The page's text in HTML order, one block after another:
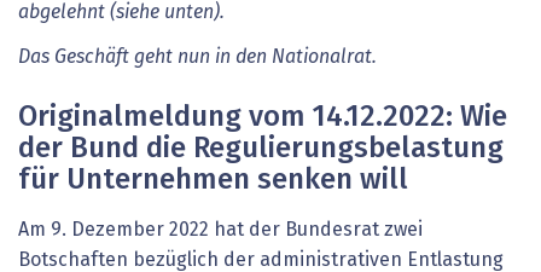
abgelehnt (siehe unten).
Das Geschäft geht nun in den Nationalrat.
Originalmeldung vom 14.12.2022: Wie
der Bund die Regulierungsbelastung
für Unternehmen senken will
Am 9. Dezember 2022 hat der Bundesrat zwei
Botschaften bezüglich der administrativen Entlastung